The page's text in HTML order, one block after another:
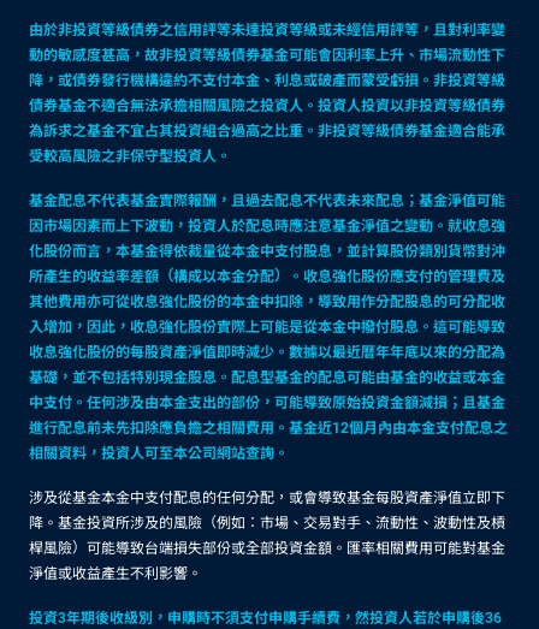
由於非投資等級債券之信用評等未達投資等級或未經信用評等，且對利率變
動的敏感度甚高，故非投資等級債券基金可能會因利率上升、市場流動性下
降，或債券發行機構違約不支付本金、利息或破產而蒙受虧損。非投資等級
債券基金不適合無法承擔相關風險之投資人。投資人投資以非投資等級債券
為訴求之基金不宜占其投資組合過高之比重。非投資等級債券基金適合能承
受較高風險之非保守型投資人。
基金配息不代表基金實際報酬，且過去配息不代表未來配息；基金淨值可能
因市場因素而上下波動，投資人於配息時應注意基金淨值之變動。就收息強
化股份而言，本基金得依裁量從本金中支付股息，並計算股份類別貨幣對沖
所產生的收益率差額（構成以本金分配）。收息強化股份應支付的管理費及
其他費用亦可從收息強化股份的本金中扣除，導致用作分配股息的可分配收
入增加，因此，收息強化股份實際上可能是從本金中撥付股息。這可能導致
收息強化股份的每股資產淨值即時減少。數據以最近曆年年底以來的分配為
基礎，並不包括特別現金股息。配息型基金的配息可能由基金的收益或本金
中支付。任何涉及由本金支出的部份，可能導致原始投資金額減損；且基金
進行配息前未先扣除應負擔之相關費用。基金近12個月內由本金支付配息之
相關資料，投資人可至本公司網站查詢。
涉及從基金本金中支付配息的任何分配，或會導致基金每股資產淨值立即下
降。基金投資所涉及的風險（例如：市場、交易對手、流動性、波動性及槓
桿風險）可能導致台端損失部份或全部投資金額。匯率相關費用可能對基金
淨值或收益產生不利影響。
投資3年期後收級別，申購時不須支付申購手續費，然投資人若於申購後36